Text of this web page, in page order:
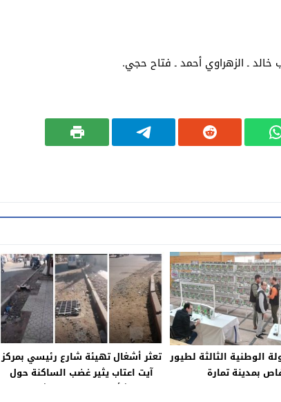
ـ الزهراوي أحمد ـ فتاح حجي.
الوطنية الثالثة لطيور
بمدينة تمارة
تعثر أشغال تهيئة شارع رئيسي بمركز
آيت اعتاب يثير غضب الساكنة حول
تدبير الشأن المحلي ومستشار جماعي